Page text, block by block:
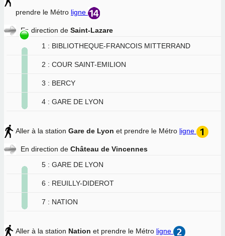
prendre le Métro ligne
En direction de Saint-Lazare
1 : BIBLIOTHEQUE-FRANCOIS MITTERRAND
2 : COUR SAINT-EMILION
3 : BERCY
4 : GARE DE LYON
Aller à la station Gare de Lyon et prendre le Métro ligne
En direction de Château de Vincennes
5 : GARE DE LYON
6 : REUILLY-DIDEROT
7 : NATION
Aller à la station Nation et prendre le Métro ligne